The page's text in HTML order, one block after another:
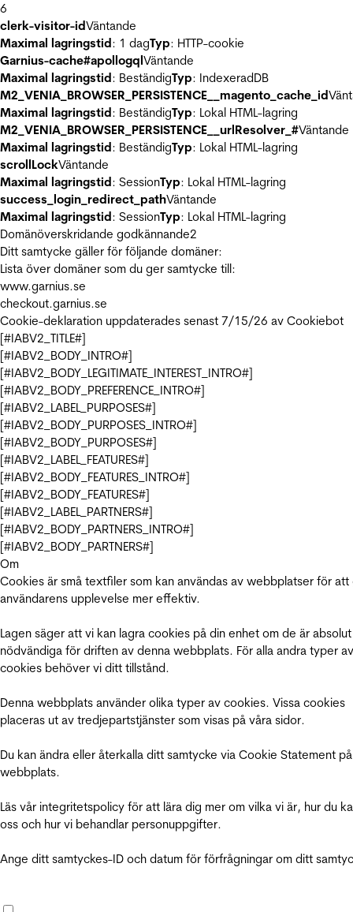
6
clerk-visitor-idVäntande
Maximal lagringstid: 1 dagTyp: HTTP-cookie
Garnius-cache#apollogqlVäntande
Maximal lagringstid: BeständigTyp: IndexeradDB
M2_VENIA_BROWSER_PERSISTENCE__magento_cache_id
Maximal lagringstid: BeständigTyp: Lokal HTML-lagring
M2_VENIA_BROWSER_PERSISTENCE__urlResolver_#Väntande
Maximal lagringstid: BeständigTyp: Lokal HTML-lagring
scrollLockVäntande
Maximal lagringstid: SessionTyp: Lokal HTML-lagring
success_login_redirect_pathVäntande
Maximal lagringstid: SessionTyp: Lokal HTML-lagring
Domänöverskridande godkännande2
Ditt samtycke gäller för följande domäner:
Lista över domäner som du ger samtycke till:
www.garnius.se
checkout.garnius.se
Cookie-deklaration uppdaterades senast 7/15/26 av Cookiebot
[#IABV2_TITLE#]
[#IABV2_BODY_INTRO#]
[#IABV2_BODY_LEGITIMATE_INTEREST_INTRO#]
[#IABV2_BODY_PREFERENCE_INTRO#]
[#IABV2_LABEL_PURPOSES#]
[#IABV2_BODY_PURPOSES_INTRO#]
[#IABV2_BODY_PURPOSES#]
[#IABV2_LABEL_FEATURES#]
[#IABV2_BODY_FEATURES_INTRO#]
[#IABV2_BODY_FEATURES#]
[#IABV2_LABEL_PARTNERS#]
[#IABV2_BODY_PARTNERS_INTRO#]
[#IABV2_BODY_PARTNERS#]
Om
Cookies är små textfiler som kan användas av webbplatser för att
användarens upplevelse mer effektiv.
Lagen säger att vi kan lagra cookies på din enhet om de är absolut
nödvändiga för driften av denna webbplats. För alla andra typer av
cookies behöver vi ditt tillstånd.
Denna webbplats använder olika typer av cookies. Vissa cookies
placeras ut av tredjepartstjänster som visas på våra sidor.
Du kan ändra eller återkalla ditt samtycke via Cookie Statement
webbplats.
Läs vår integritetspolicy för att lära dig mer om vilka vi är, hur du
oss och hur vi behandlar personuppgifter.
Ange ditt samtyckes-ID och datum för förfrågningar om ditt